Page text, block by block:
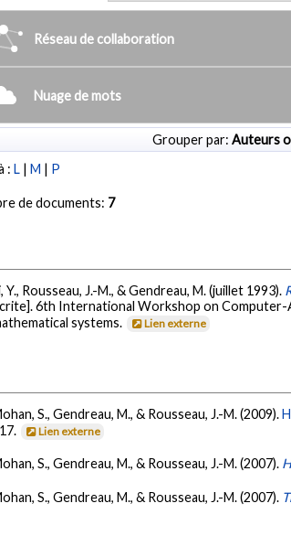
Réseau de collaboration
Nuage de mots
Grouper par: Auteurs
:L |M | P
de documents: 7
Y., Rousseau, J.-M., & Gendreau, M. (juillet 1993).
6th International Workshop on Computer-
systems.
Lien externe
S., Gendreau, M., & Rousseau, J.-M. (2009).
Lien externe
S., Gendreau, M., & Rousseau, J.-M. (2007).
S., Gendreau, M., & Rousseau, J.-M. (2007).